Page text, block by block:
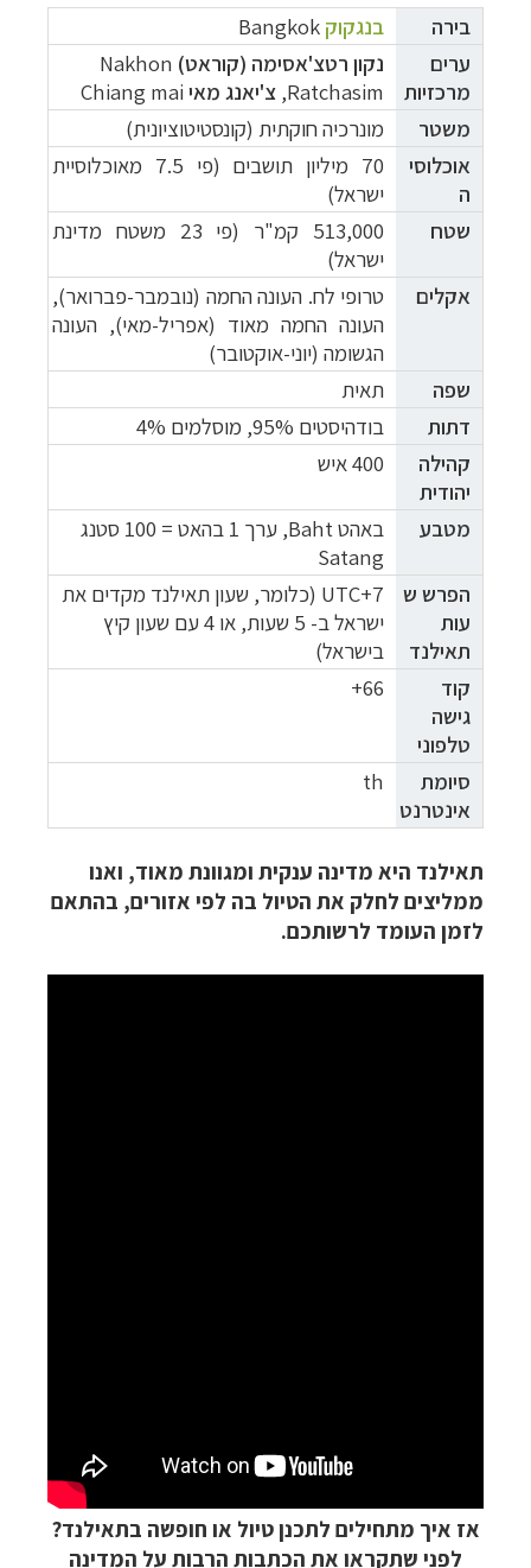
בירה בנגקוק Bangkok
ערים
מרכזיות
נקון רטצ'אסימה (קוראט) Nakhon
Ratchasim, צ'יאנג מאי
משטר
מונרכיה חוקתית (קונסטיטוציונית)
אוכלוסי
ה
70 מיליון תושבים (פי 7.5 מאוכלוסיית
ישראל)
שטח
513,000 קמ"ר (פי 23 משטח מדינת
ישראל)
אקלים
טרופי לח. העונה החמה (נובמבר-פברואר),
העונה החמה מאוד (אפריל-מאי), העונה
הגשומה (יוני-אוקטובר)
שפה
תאית
דתות
בודהיסטים 95%, מוסלמים 4%
קהילה
יהודית
400 איש
מטבע
באהט Baht, ערך 1 בהאט = 100 סטנג
Satang
הפרש ש
עות
תאילנד
UTC+7 (כלומר, שעון תאילנד מקדים את
ישראל ב- 5 שעות, או 4 עם שעון קיץ
בישראל)
קוד
גישה
טלפוני
66+
סיומת
אינטרנט
th
תאילנד היא מדינה ענקית ומגוונת מאוד, ואנו
ממליצים לחלק את הטיול בה לפי אזורים, בהתאם
לזמן העומד לרשותכם.
אז איך מתחילים לתכנן טיול או חופשה בתאילנד?
לפני שתקראו את הכתבות הרבות על המדינה